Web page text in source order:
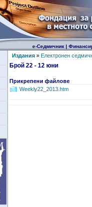
е-Седмичник|
Издания» Електронен
Брой 22 - 12 юни
Прикрепени файлове
Weekly22_2013.htm